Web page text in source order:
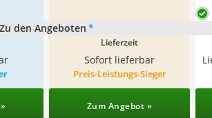
Zu den Angeboten *
Lieferzeit
Sofort lieferbar
Preis-Leistungs-Sieger
Zum Angebot »